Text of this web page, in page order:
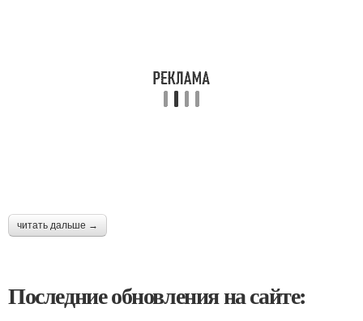
читать дальше →
Последние обновления на сайте: